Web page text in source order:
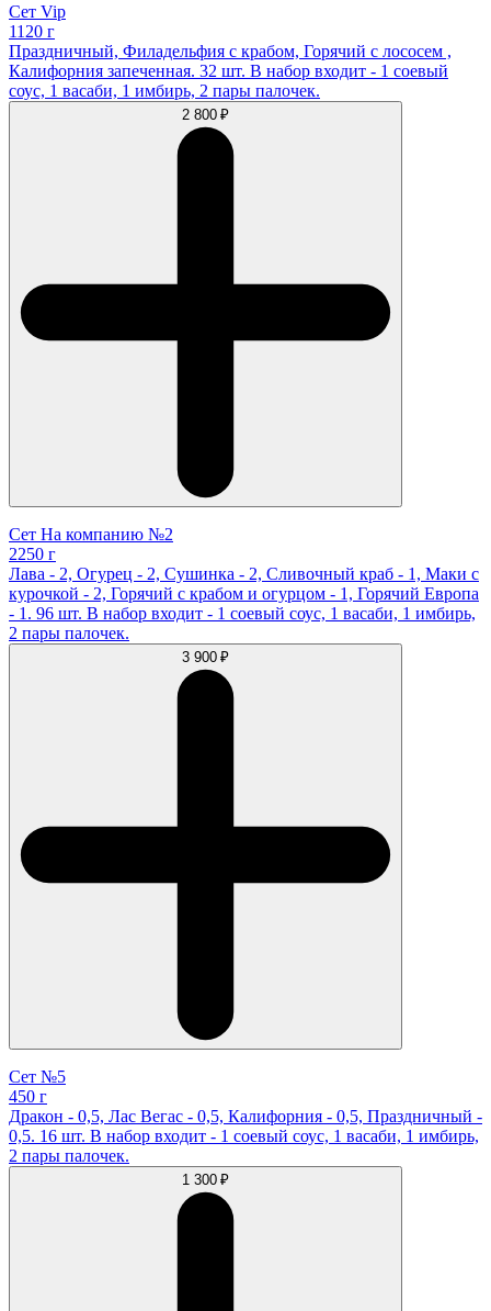
Сет Vip
1120 г
Праздничный, Филадельфия с крабом, Горячий с лососем ,
Калифорния запеченная. 32 шт. В набор входит - 1 соевый
соус, 1 васаби, 1 имбирь, 2 пары палочек.
2 800 ₽
Сет На компанию №2
2250 г
Лава - 2, Огурец - 2, Сушинка - 2, Сливочный краб - 1, Маки с
курочкой - 2, Горячий с крабом и огурцом - 1, Горячий Европа
- 1. 96 шт. В набор входит - 1 соевый соус, 1 васаби, 1 имбирь,
2 пары палочек.
3 900 ₽
Сет №5
450 г
Дракон - 0,5, Лас Вегас - 0,5, Калифорния - 0,5, Праздничный -
0,5. 16 шт. В набор входит - 1 соевый соус, 1 васаби, 1 имбирь,
2 пары палочек.
1 300 ₽